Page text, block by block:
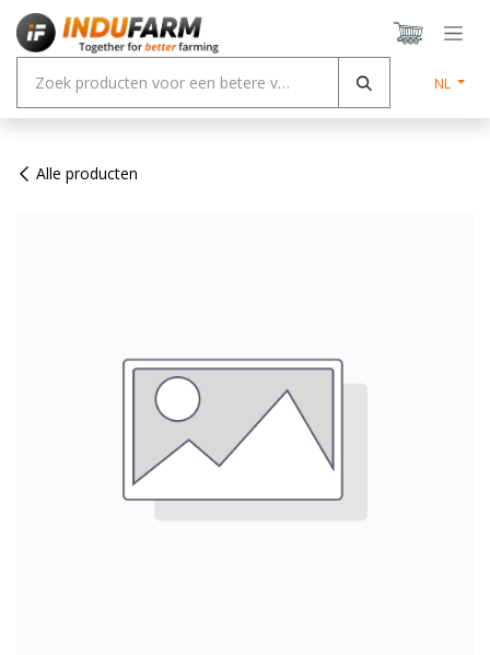
Overslaan naar inhoud
NL
Alle producten